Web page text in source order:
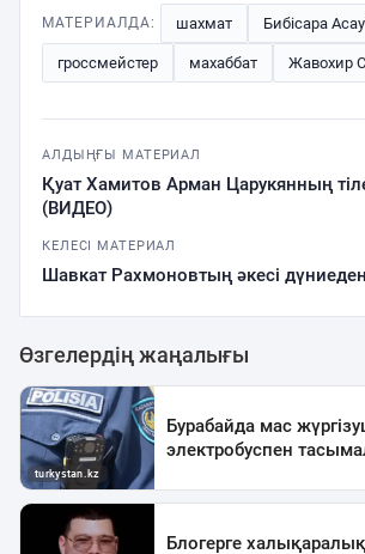
МАТЕРИАЛДА: шахмат Бибісара
гроссмейстер махаббат Жавохир
АЛДЫҢҒЫ МАТЕРИАЛ
Қуат Хамитов Арман Царукянның
(ВИДЕО)
КЕЛЕСІ МАТЕРИАЛ
Шавкат Рахмоновтың әкесі дүниеден